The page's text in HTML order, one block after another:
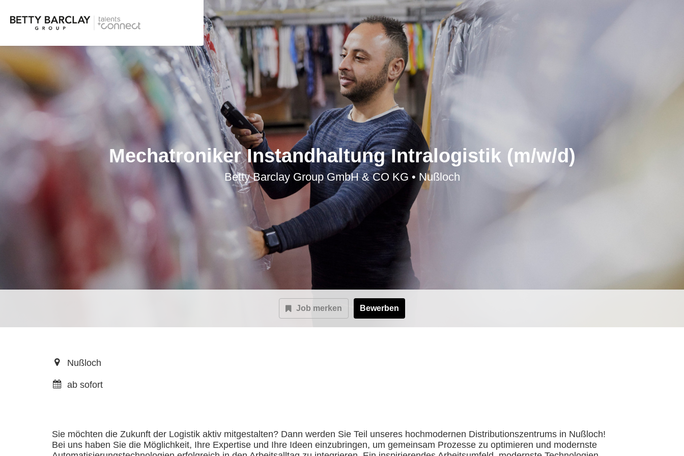
Mechatroniker Instandhaltung Intralogistik (m/w/d)
Betty Barclay Group GmbH & CO KG • Nußloch
Job merken Bewerben
Nußloch
ab sofort
Sie möchten die Zukunft der Logistik aktiv mitgestalten? Dann werden Sie Teil unseres hochmodernen Distributionszentrums in Nußloch!
Bei uns haben Sie die Möglichkeit, Ihre Expertise und Ihre Ideen einzubringen, um gemeinsam Prozesse zu optimieren und modernste